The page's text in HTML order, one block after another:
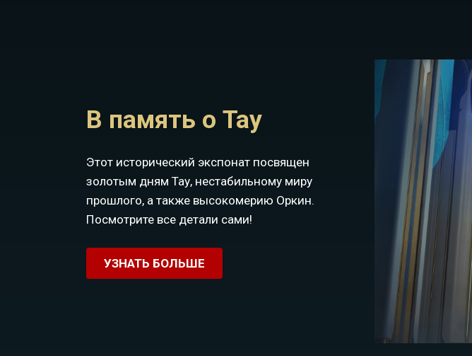
В память о Тау
Этот исторический экспонат посвящен
золотым дням Тау, нестабильному миру
прошлого, а также высокомерию Оркин.
Посмотрите все детали сами!
УЗНАТЬ БОЛЬШЕ